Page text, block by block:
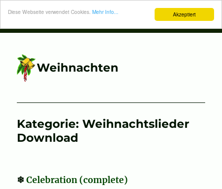
Akzeptiert
Diese Webseite verwendet Cookies. Mehr Info...
Weihnachten
Kategorie:Weihnachtslieder
Download
Celebration (complete)